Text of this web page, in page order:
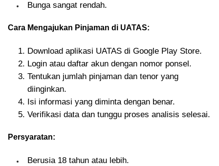
Bunga sangat rendah.
Cara Mengajukan Pinjaman di UATAS:
Download aplikasi UATAS di Google Play Store.
Login atau daftar akun dengan nomor ponsel.
Tentukan jumlah pinjaman dan tenor yang
diinginkan.
Isi informasi yang diminta dengan benar.
Verifikasi data dan tunggu proses analisis selesai.
Persyaratan:
Berusia 18 tahun atau lebih.